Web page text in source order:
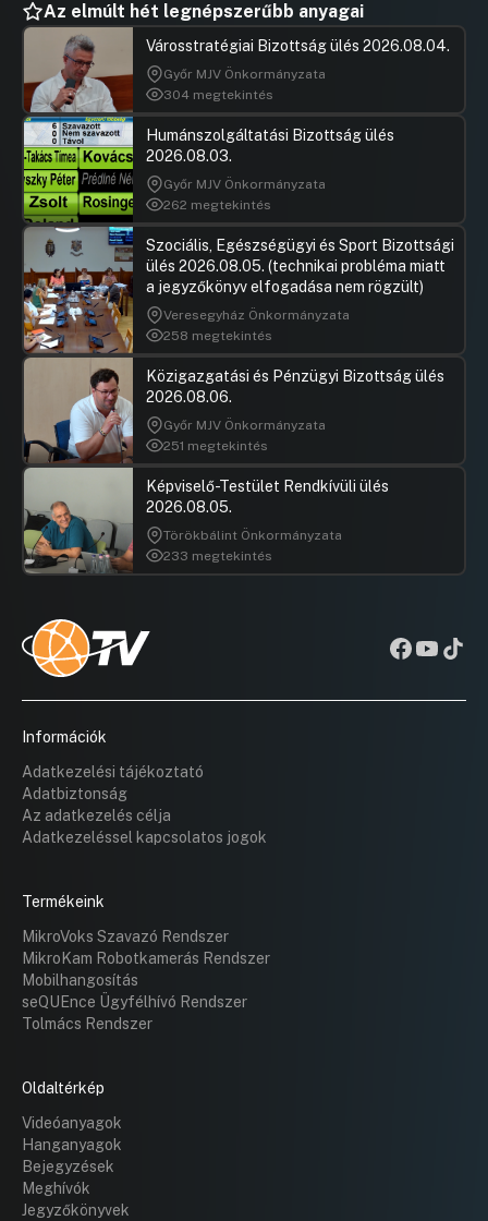
Az elmúlt hét legnépszerűbb anyagai
Városstratégiai Bizottság ülés 2026.08.04.
Győr MJV Önkormányzata
304 megtekintés
Humánszolgáltatási Bizottság ülés
2026.08.03.
Győr MJV Önkormányzata
262 megtekintés
Szociális, Egészségügyi és Sport Bizottsági
ülés 2026.08.05. (technikai probléma miatt
a jegyzőkönyv elfogadása nem rögzült)
Veresegyház Önkormányzata
258 megtekintés
Közigazgatási és Pénzügyi Bizottság ülés
2026.08.06.
Győr MJV Önkormányzata
251 megtekintés
Képviselő-Testület Rendkívüli ülés
2026.08.05.
Törökbálint Önkormányzata
233 megtekintés
Információk
Adatkezelési tájékoztató
Adatbiztonság
Az adatkezelés célja
Adatkezeléssel kapcsolatos jogok
Termékeink
MikroVoks Szavazó Rendszer
MikroKam Robotkamerás Rendszer
Mobilhangosítás
seQUEnce Ügyfélhívó Rendszer
Tolmács Rendszer
Oldaltérkép
Videóanyagok
Hanganyagok
Bejegyzések
Meghívók
Jegyzőkönyvek